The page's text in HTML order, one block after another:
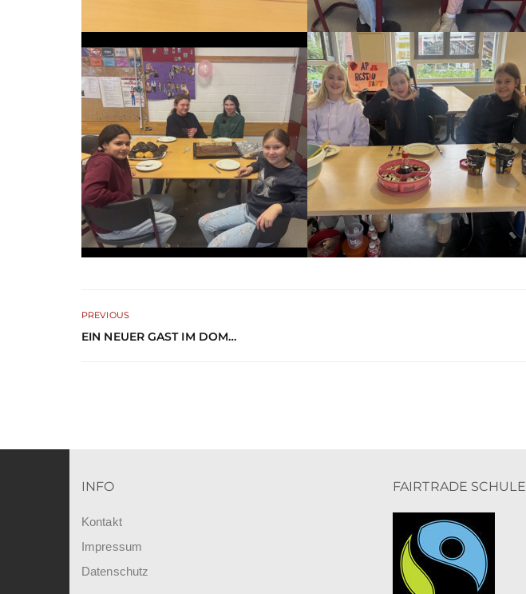
PREVIOUS
EIN NEUER GAST IM DOM…
INFO
Kontakt
Impressum
Datenschutz
FAIRTRADE SCHULE